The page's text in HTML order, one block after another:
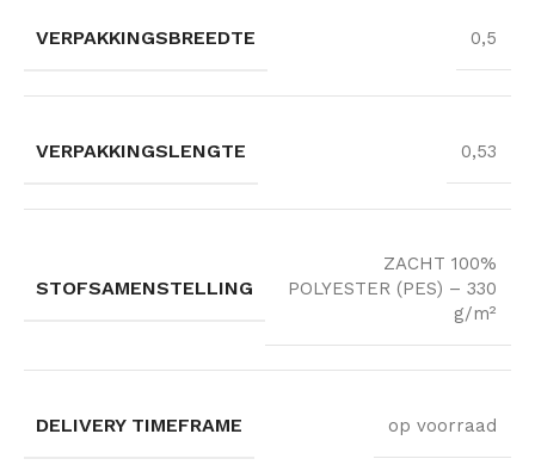
VERPAKKINGSBREEDTE 0,5
VERPAKKINGSLENGTE 0,53
STOFSAMENSTELLING
ZACHT 100%
POLYESTER (PES) – 330
g/m²
DELIVERY TIMEFRAME op voorraad